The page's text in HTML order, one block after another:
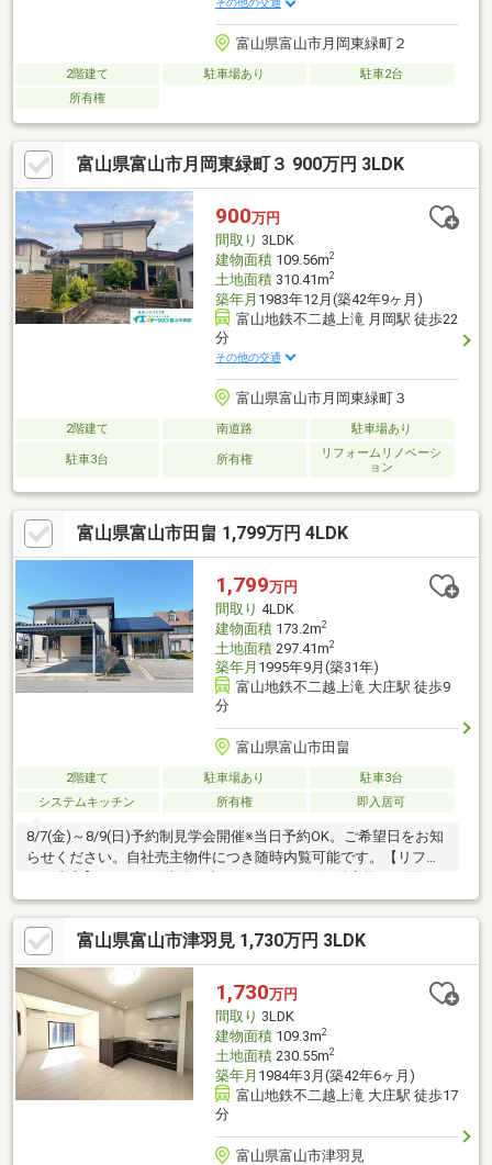
その他の交通
富山県富山市月岡東緑町２
2階建て 駐車場あり
駐車2台
所有権
富山県富山市月岡東緑町３ 900万円 3LDK
900万円
間取り 3LDK
建物面積109.56m2
土地面積310.41m2
築年月 1983年12月(築42年9ヶ月)
富山地鉄不二越上滝 月岡駅 徒歩22
分
その他の交通
富山県富山市月岡東緑町３
2階建て 南道路 駐車場あり
駐車3台 所有権
リフォームリノベーシ
ョン
富山県富山市田畠 1,799万円 4LDK
1,799万円
間取り 4LDK
建物面積173.2m2
土地面積297.41m2
築年月 1995年9月(築31年)
富山地鉄不二越上滝 大庄駅 徒歩9
分
富山県富山市田畠
2階建て 駐車場あり
駐車3台
システムキッチン
所有権 即入居可
8/7(金)～8/9(日)予約制見学会開催※当日予約OK。ご希望日をお知
らせください。自社売主物件につき随時内覧可能です。【リフォ
点検、設備点検●屋根塗装、外壁塗装●システムキッチン交換、ユ
ニットバス交換、トイレ交換、洗面化粧台交換●間取変更、玄関
ドア交換、室内ドア交換、床材上張り、シューズボックス交換、
クロス張替え●インターホン設置、火災警報器設置、LED照明器具
交換【おすすめポイント】・本物件は条件により住宅ローン減税
が適用されます。・雨漏り、構造上主要な部分の欠陥や腐食、給
排水管の故障や漏水について
富山県富山市津羽見 1,730万円 3LDK
1,730万円
間取り 3LDK
建物面積109.3m2
土地面積230.55m2
築年月 1984年3月(築42年6ヶ月)
富山地鉄不二越上滝 大庄駅 徒歩17
分
富山県富山市津羽見